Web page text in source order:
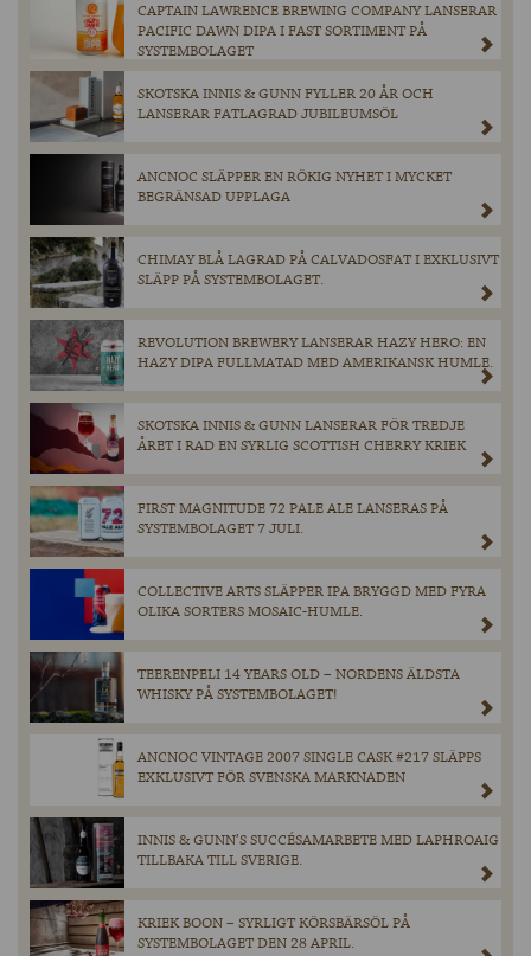
CAPTAIN LAWRENCE BREWING COMPANY LANSERAR
PACIFIC DAWN DIPA I FAST SORTIMENT PÅ
SYSTEMBOLAGET
SKOTSKA INNIS & GUNN FYLLER 20 ÅR OCH
LANSERAR FATLAGRAD JUBILEUMSÖL
ANCNOC SLÄPPER EN RÖKIG NYHET I MYCKET
BEGRÄNSAD UPPLAGA
CHIMAY BLÅ LAGRAD PÅ CALVADOSFAT I EXKLUSIVT
SLÄPP PÅ SYSTEMBOLAGET.
REVOLUTION BREWERY LANSERAR HAZY HERO: EN
HAZY DIPA FULLMATAD MED AMERIKANSK HUMLE.
SKOTSKA INNIS & GUNN LANSERAR FÖR TREDJE
ÅRET I RAD EN SYRLIG SCOTTISH CHERRY KRIEK
FIRST MAGNITUDE 72 PALE ALE LANSERAS PÅ
SYSTEMBOLAGET 7 JULI.
COLLECTIVE ARTS SLÄPPER IPA BRYGGD MED FYRA
OLIKA SORTERS MOSAIC-HUMLE.
TEERENPELI 14 YEARS OLD – NORDENS ÄLDSTA
WHISKY PÅ SYSTEMBOLAGET!
ANCNOC VINTAGE 2007 SINGLE CASK #217 SLÄPPS
EXKLUSIVT FÖR SVENSKA MARKNADEN
INNIS & GUNN’S SUCCÉSAMARBETE MED LAPHROAIG
TILLBAKA TILL SVERIGE.
KRIEK BOON – SYRLIGT KÖRSBÄRSÖL PÅ
SYSTEMBOLAGET DEN 28 APRIL.